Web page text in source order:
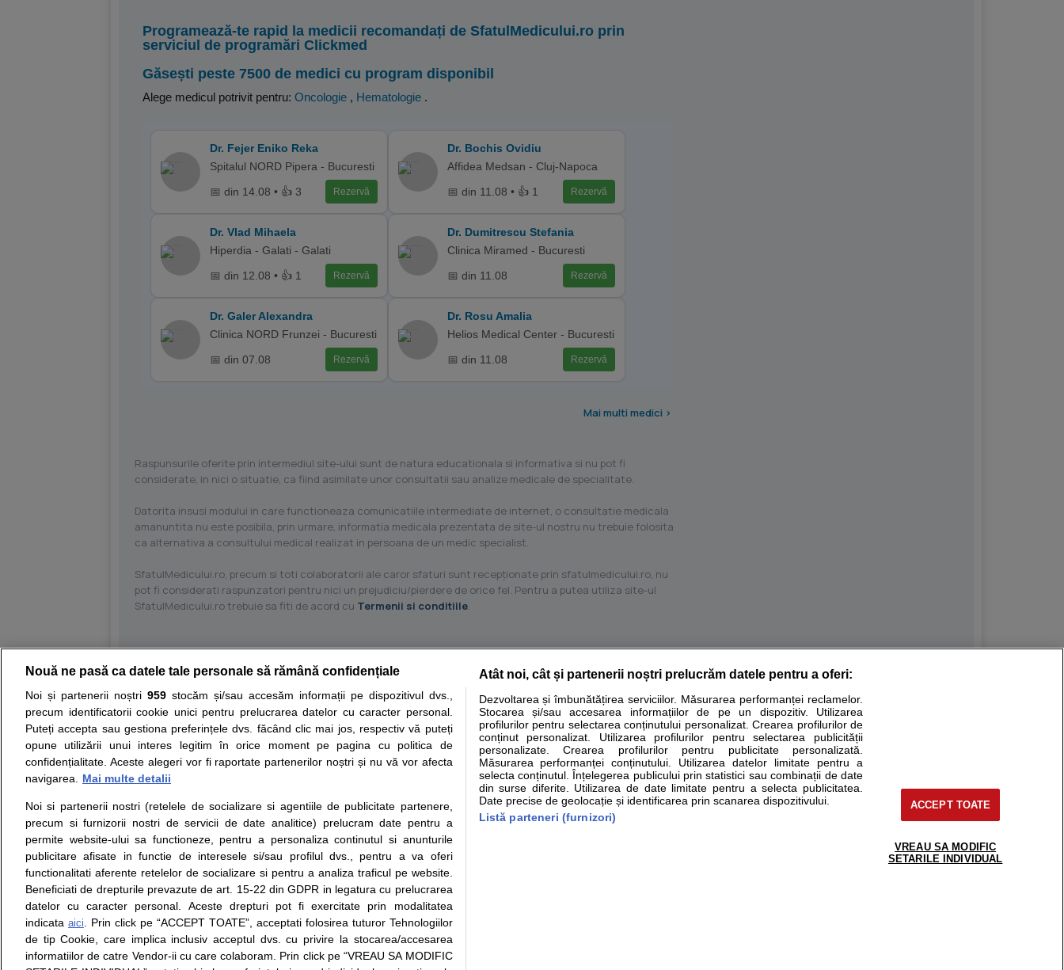
Programează-te rapid la medicii recomandați de SfatulMedicului.ro prin
serviciul de programări Clickmed
Găsești peste 7500 de medici cu program disponibil
Alege medicul potrivit pentru: Oncologie , Hematologie .
Dr. Fejer Eniko Reka
Spitalul NORD Pipera - Bucuresti
📅 din 14.08 • 👍 3
Rezervă
Dr. Bochis Ovidiu
Affidea Medsan - Cluj-Napoca
📅 din 11.08 • 👍 1
Rezervă
Dr. Vlad Mihaela
Hiperdia - Galati - Galati
📅 din 12.08 • 👍 1
Rezervă
Dr. Dumitrescu Stefania
Clinica Miramed - Bucuresti
📅 din 11.08
Rezervă
Dr. Galer Alexandra
Clinica NORD Frunzei - Bucuresti
📅 din 07.08
Rezervă
Dr. Rosu Amalia
Helios Medical Center - Bucuresti
📅 din 11.08
Rezervă
Mai multi medici >
Raspunsurile oferite prin intermediul site-ului sunt de natura educationala si informativa si nu pot fi
considerate, in nici o situatie, ca fiind asimilate unor consultatii sau analize medicale de specialitate.
Datorita insusi modului in care functioneaza comunicatiile intermediate de internet, o consultatie medicala
amanuntita nu este posibila, prin urmare, informatia medicala prezentata de site-ul nostru nu trebuie folosita
ca alternativa a consultului medical realizat in persoana de un medic specialist.
SfatulMedicului.ro, precum si toti colaboratorii ale caror sfaturi sunt recepţionate prin sfatulmedicului.ro, nu
pot fi considerati raspunzatori pentru nici un prejudiciu/pierdere de orice fel. Pentru a putea utiliza site-ul
SfatulMedicului.ro trebuie sa fiti de acord cu Termenii si conditiile.
Resurse: Autoevaluare simptome Interpretare analize Specialitati medicale
Opiniile avizate ale medicilor, sfaturile si orice alte informatii despre sanatate disponibile pe sfatulmedicului.ro au scop informativ si educational. Ele nu pot substitui consultul medical direct si
nici diagnosticul stabilit in urma investigatiilor si analizelor medicale. Va sfatuim, ca pe langa informatia primita pe sfatulmedicului.ro sa consultati fie medicul Dvs., fie unul dintre medicii pe care
ii punem la dispozitie pentru programare in sistemul de programari la medic Clickmed.
Despre noi
Contact
Intrebari frecvente
Consultanti
medicali
Termeni si conditii
Politica de
confidentialitate
Politica de cookie
Modifica Setarile Cookie
Drepturile consumatorului
Protectia consumatorilor -
ANPC
Solutionarea Alternativa a
Litigiilor
Info consumator: 0800.080.999
Formulare europene - CNAS
Ministerul Sanatatii - ANMDM
Parteneri
Inscriere clinica
Pentru pacient
support@sfatulmedicului.ro
0374 109 268
© Copyright © 2005 - 2026
Nouă ne pasă ca datele tale personale să rămână confidențiale
Noi și partenerii noștri 959stocăm și/sau accesăm informații pe dispozitivul dvs.,
precum identificatorii cookie unici pentru prelucrarea datelor cu caracter personal.
Puteți accepta sau gestiona preferințele dvs. făcând clic mai jos, respectiv vă puteți
opune utilizării unui interes legitim în orice moment pe pagina cu politica de
confidențialitate. Aceste alegeri vor fi raportate partenerilor noștri și nu vă vor afecta
navigarea.
Mai multe detalii
Noi si partenerii nostri (retelele de socializare si agentiile de publicitate partenere,
precum si furnizorii nostri de servicii de date analitice) prelucram date pentru a
permite website-ului sa functioneze, pentru a personaliza continutul si anunturile
publicitare afisate in functie de interesele si/sau profilul dvs., pentru a va oferi
functionalitati aferente retelelor de socializare si pentru a analiza traficul pe website.
Beneficiati de drepturile prevazute de art. 15-22 din GDPR in legatura cu prelucrarea
datelor cu caracter personal. Aceste drepturi pot fi exercitate prin modalitatea
indicata aici. Prin click pe “ACCEPT TOATE”, acceptati folosirea tuturor Tehnologiilor
de tip Cookie, care implica inclusiv acceptul dvs. cu privire la stocarea/accesarea
informatiilor de catre Vendor-ii cu care colaboram. Prin click pe “VREAU SA MODIFIC
Atât noi, cât și partenerii noștri prelucrăm datele pentru a oferi:
Dezvoltarea și îmbunătățirea serviciilor. Măsurarea performanței reclamelor.
Stocarea și/sau accesarea informațiilor de pe un dispozitiv. Utilizarea
profilurilor pentru selectarea conținutului personalizat. Crearea profilurilor de
conținut personalizat. Utilizarea profilurilor pentru selectarea publicității
personalizate. Crearea profilurilor pentru publicitate personalizată.
Măsurarea performanței conținutului. Utilizarea datelor limitate pentru a
selecta conținutul. Înțelegerea publicului prin statistici sau combinații de date
din surse diferite. Utilizarea de date limitate pentru a selecta publicitatea.
Date precise de geolocație și identificarea prin scanarea dispozitivului.
Listă parteneri (furnizori)
ACCEPT TOATE
VREAU SA MODIFIC
SETARILE INDIVIDUAL